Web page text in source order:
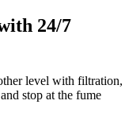
24/7
level with filtration,
stop at the fume